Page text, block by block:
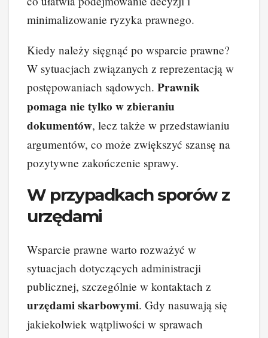
minimalizowanie ryzyka prawnego.
Kiedy należy sięgnąć po wsparcie prawne?
W sytuacjach związanych z reprezentacją w
postępowaniach sądowych. Prawnik
pomaga nie tylko w zbieraniu
dokumentów, lecz także w przedstawianiu
argumentów, co może zwiększyć szansę na
pozytywne zakończenie sprawy.
W przypadkach sporów z
urzędami
Wsparcie prawne warto rozważyć w
sytuacjach dotyczących administracji
publicznej, szczególnie w kontaktach z
urzędami skarbowymi. Gdy nasuwają się
jakiekolwiek wątpliwości w sprawach